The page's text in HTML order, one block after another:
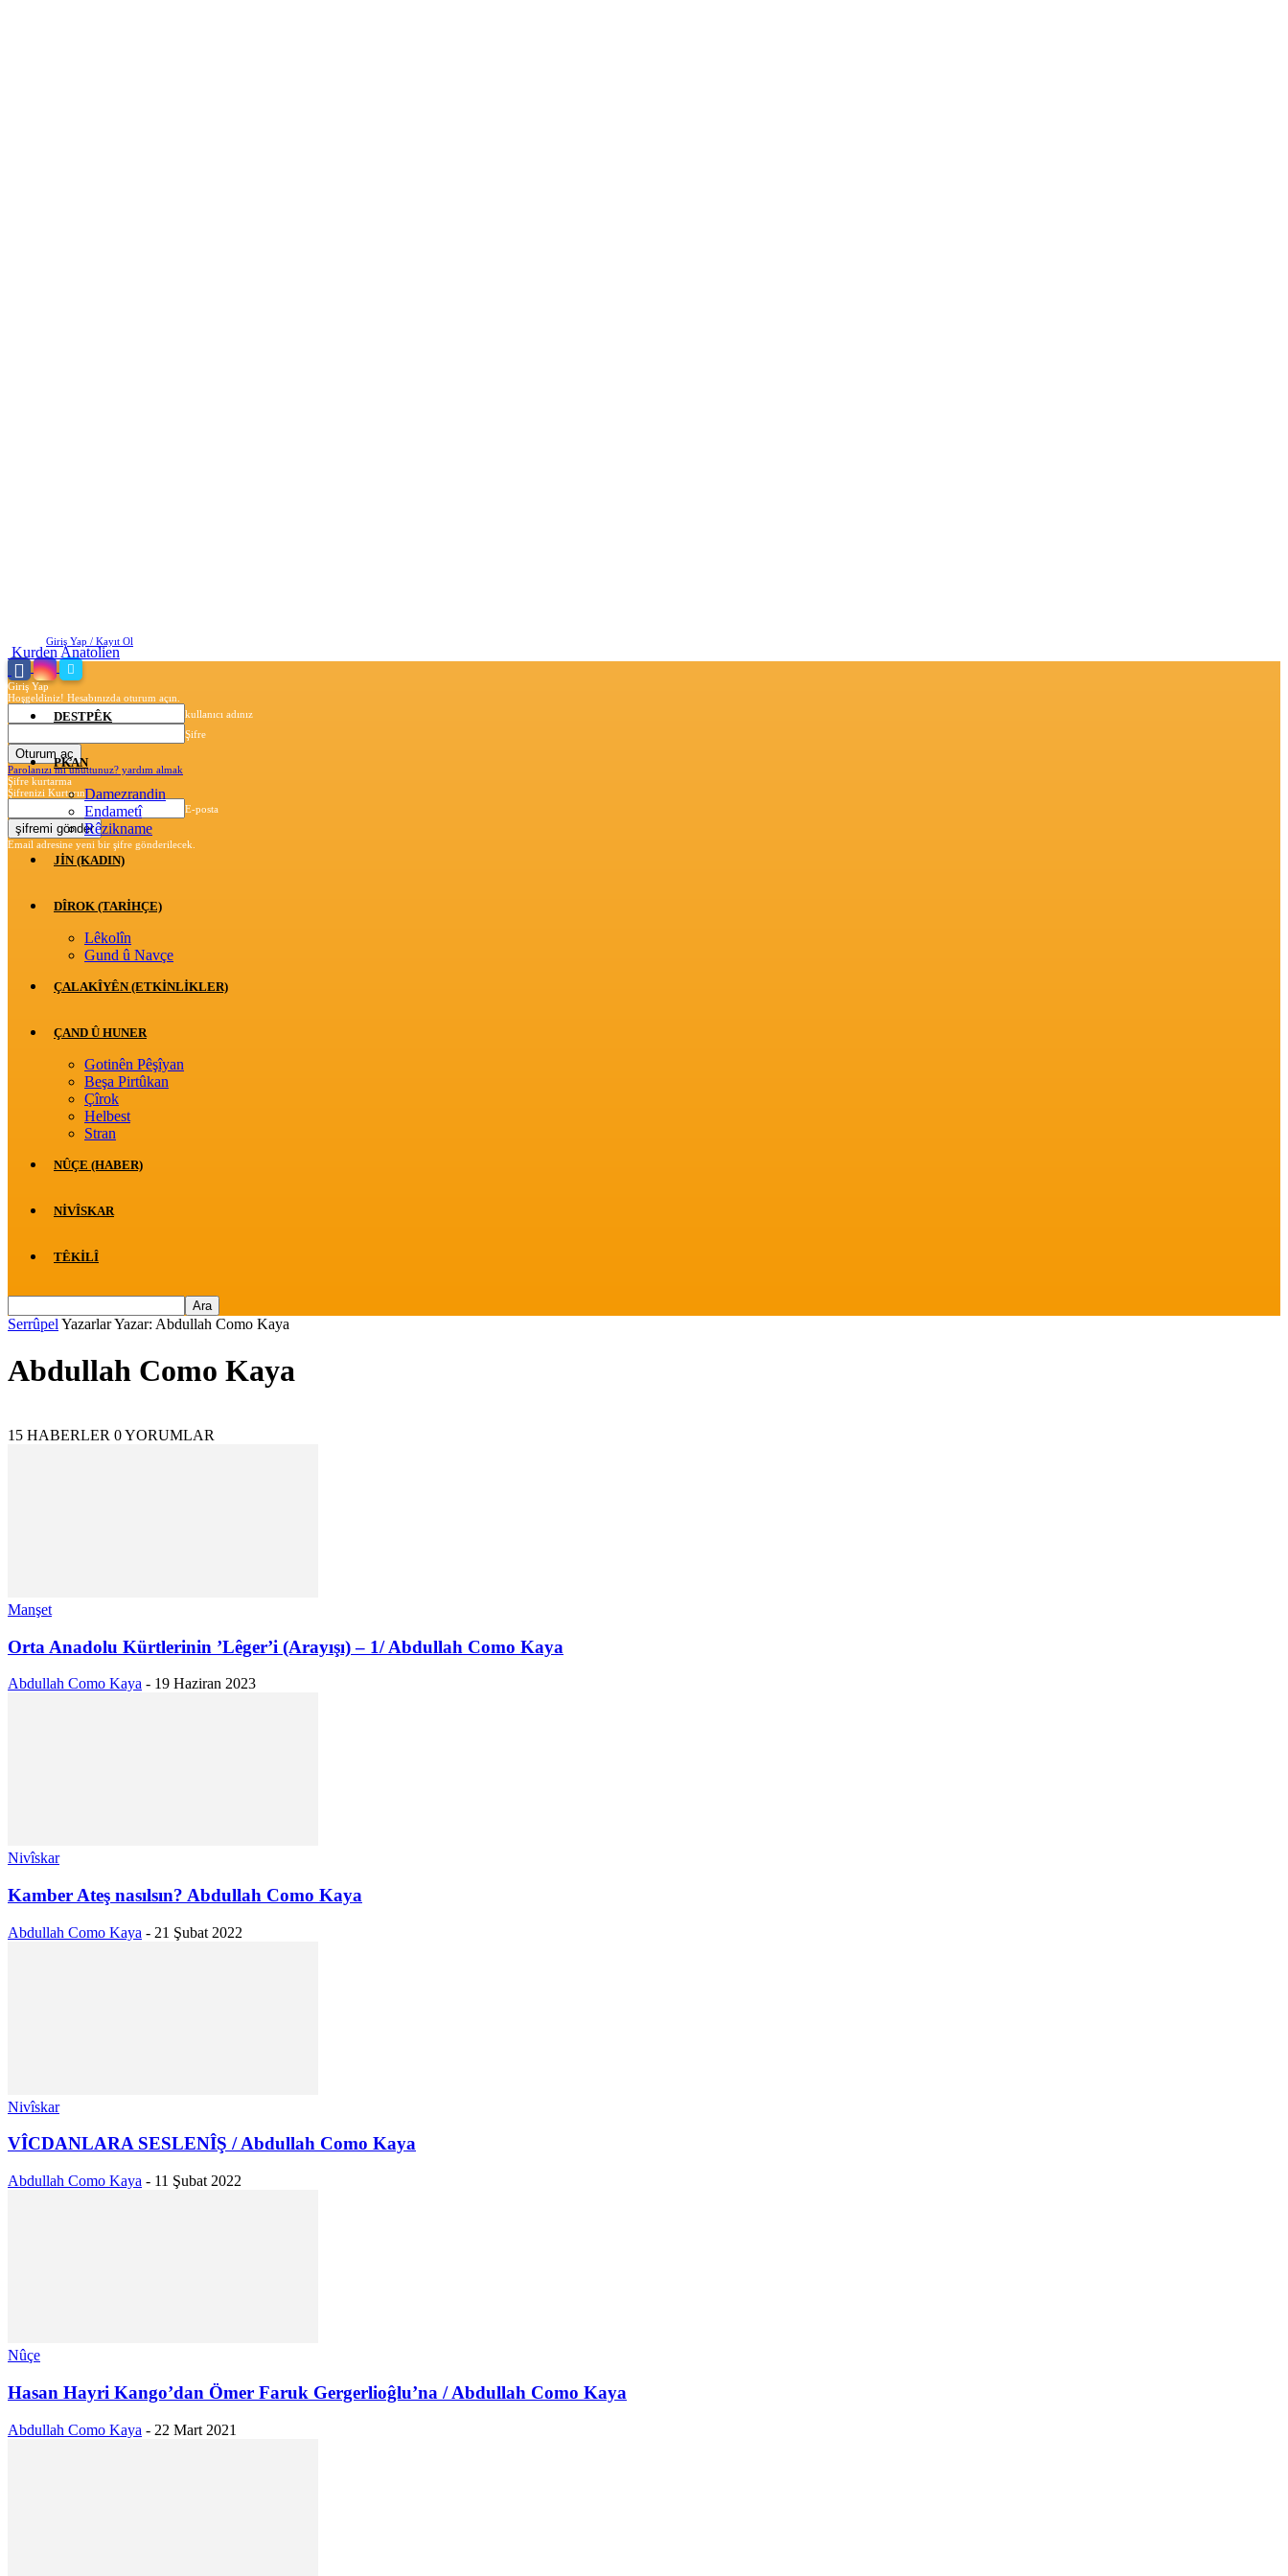
Giriş Yap / Kayıt Ol
Giriş Yap
Hoşgeldiniz! Hesabınızda oturum açın.
kullanıcı adınız
Şifre
Parolanızı mı unuttunuz? yardım almak
Şifre kurtarma
Şifrenizi Kurtarın
E-posta
Email adresine yeni bir şifre gönderilecek.
Kurden Anatolien
DESTPÊK
PKAN
Damezrandin
Endametî
Rêzikname
JİN (KADIN)
DÎROK (TARİHÇE)
Lêkolîn
Gund û Navçe
ÇALAKÎYÊN (ETKINLIKLER)
ÇAND Û HUNER
Gotinên Pêşîyan
Beşa Pirtûkan
Çîrok
Helbest
Stran
NÛÇE (HABER)
NIVÎSKAR
TÊKILÎ
Serrûpel YazarlarYazar: Abdullah Como Kaya
Abdullah Como Kaya
15 HABERLER 0 YORUMLAR
Manşet
Orta Anadolu Kürtlerinin ’Lêger’i (Arayışı) – 1/ Abdullah Como Kaya
Abdullah Como Kaya - 19 Haziran 2023
Nivîskar
Kamber Ateş nasılsın? Abdullah Como Kaya
Abdullah Como Kaya - 21 Şubat 2022
Nivîskar
VÎCDANLARA SESLENÎŞ / Abdullah Como Kaya
Abdullah Como Kaya - 11 Şubat 2022
Nûçe
Hasan Hayri Kango’dan Ömer Faruk Gergerlioĝlu’na / Abdullah Como Kaya
Abdullah Como Kaya - 22 Mart 2021